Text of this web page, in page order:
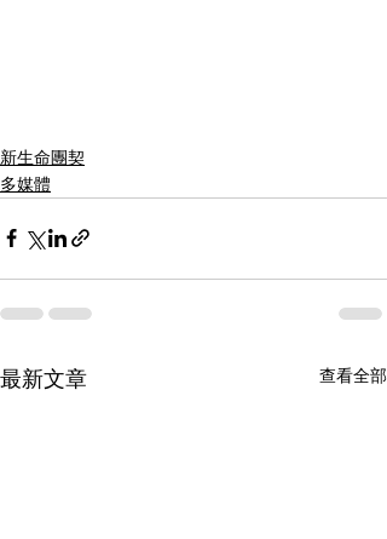
新生命團契
多媒體
最新文章 查看全部